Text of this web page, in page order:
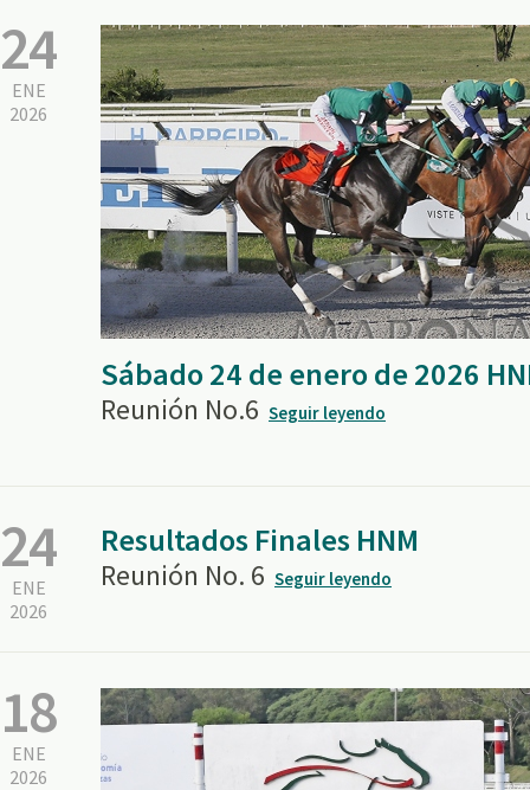
24
ENE
2026
Sábado 24 de enero de 2026
Reunión No.6 Seguir leyendo
24
ENE
2026
Resultados Finales HNM
Reunión No. 6 Seguir leyendo
18
ENE
2026